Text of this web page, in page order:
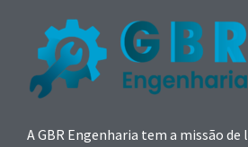
A GBR Engenharia tem a missão de